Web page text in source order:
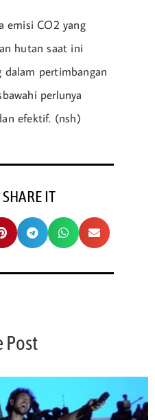
emisi CO2 yang
hutan saat ini
pertimbangan
perlunya
efektif. (nsh)
IT
Post